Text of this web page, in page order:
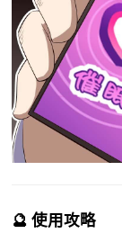
🔮 使用攻略